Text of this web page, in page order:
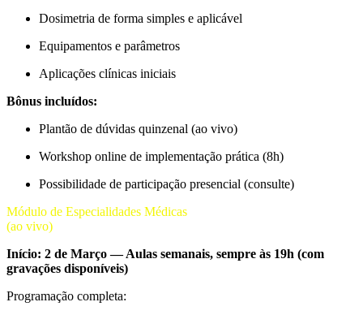
Dosimetria de forma simples e aplicável
Equipamentos e parâmetros
Aplicações clínicas iniciais
Bônus incluídos:
Plantão de dúvidas quinzenal (ao vivo)
Workshop online de implementação prática (8h)
Possibilidade de participação presencial (consulte)
Módulo de Especialidades Médicas
(ao vivo)
Início: 2 de Março — Aulas semanais, sempre às 19h (com
gravações disponíveis)
Programação completa: